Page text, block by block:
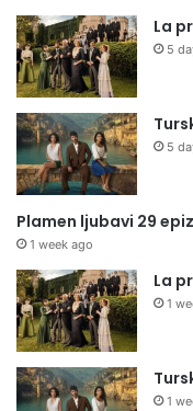
La
5
5
Plamen ljubavi 29
1 week ago
La
1
1